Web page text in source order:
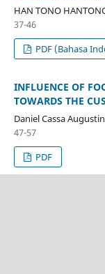
HAN TONO
37-46
PDF (Bahasa
INFLUENCE OF
TOWARDS THE
Daniel Cassa
47-57
PDF